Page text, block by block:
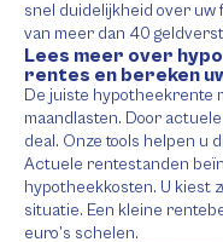
snel duidelijkheid over uw
van meer dan 40
Lees meer over
rentes en bereken
De juiste hypotheekrente
maandlasten. Door
deal. Onze tools helpen u
Actuele rentestanden
hypotheekkosten. U kiest
situatie. Een kleine
euro’s schelen.